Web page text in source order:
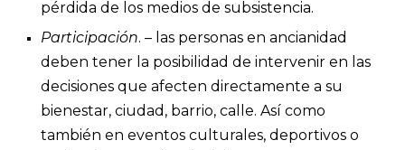
pérdida de los medios de subsistencia.
Participación. – las personas en ancianidad
deben tener la posibilidad de intervenir en las
decisiones que afecten directamente a su
bienestar, ciudad, barrio, calle. Así como
también en eventos culturales, deportivos o